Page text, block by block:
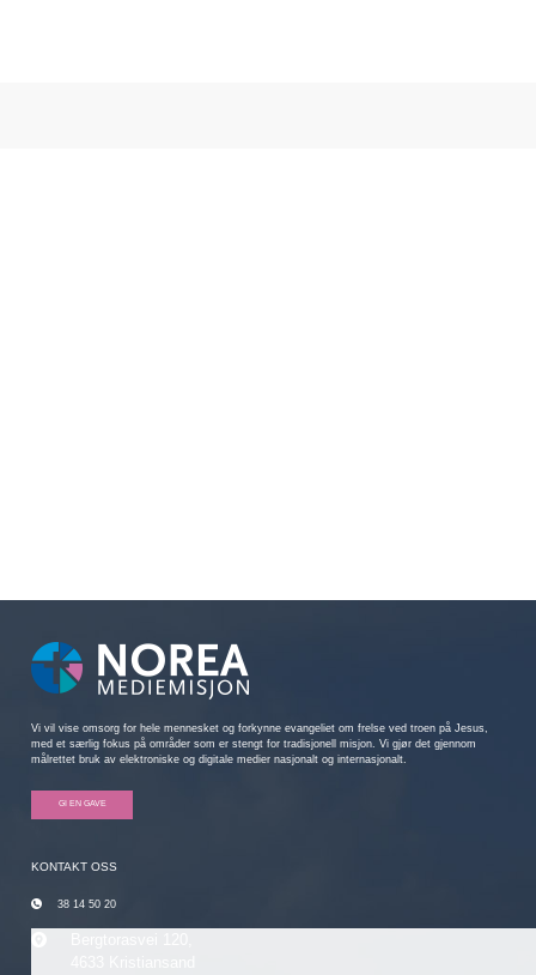
Vi vil vise omsorg for hele mennesket og forkynne evangeliet om frelse ved troen på Jesus,
med et særlig fokus på områder som er stengt for tradisjonell misjon. Vi gjør det gjennom
målrettet bruk av elektroniske og digitale medier nasjonalt og internasjonalt.
GI EN GAVE
KONTAKT OSS
38 14 50 20